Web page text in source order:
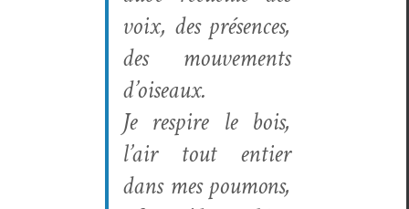
voix, des présences,
des mou­ve­ments
d’oiseaux.
Je respire le bois,
l’air tout entier
dans mes poumons,